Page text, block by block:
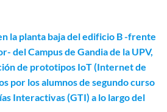
la planta baja del edificio B -frente
del Campus de Gandia de la UPV,
de prototipos IoT (Internet de
por los alumnos de segundo curso
Interactivas (GTI) a lo largo del